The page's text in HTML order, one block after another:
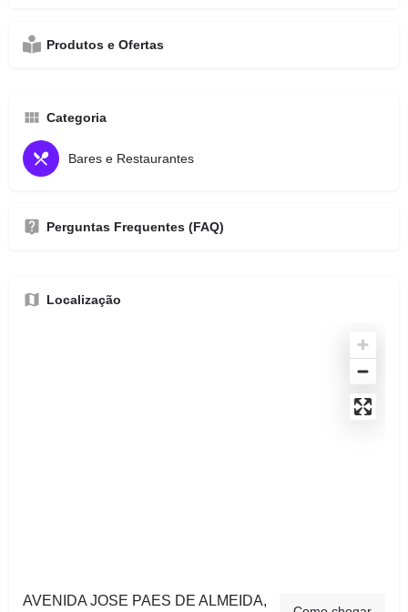
Produtos e Ofertas
Categoria
Bares e Restaurantes
Perguntas Frequentes (FAQ)
Localização
AVENIDA JOSE PAES DE ALMEIDA,